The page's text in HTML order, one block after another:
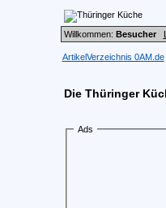
Willkommen: Besucher
ArtikelVerzeichnis 0AM.de
Die Thüringer
Ads